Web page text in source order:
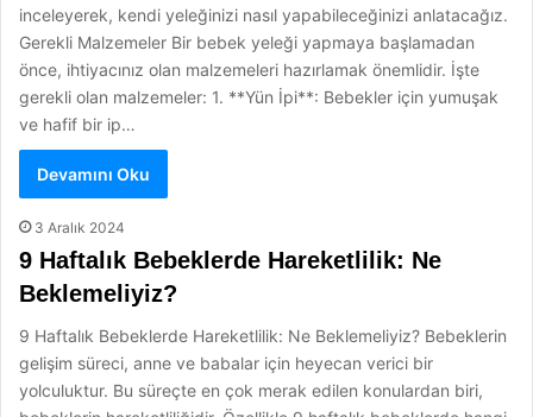
inceleyerek, kendi yeleğinizi nasıl yapabileceğinizi anlatacağız.
Gerekli Malzemeler Bir bebek yeleği yapmaya başlamadan
önce, ihtiyacınız olan malzemeleri hazırlamak önemlidir. İşte
gerekli olan malzemeler: 1. **Yün İpi**: Bebekler için yumuşak
ve hafif bir ip…
Devamını Oku
3 Aralık 2024
9 Haftalık Bebeklerde Hareketlilik: Ne
Beklemeliyiz?
9 Haftalık Bebeklerde Hareketlilik: Ne Beklemeliyiz? Bebeklerin
gelişim süreci, anne ve babalar için heyecan verici bir
yolculuktur. Bu süreçte en çok merak edilen konulardan biri,